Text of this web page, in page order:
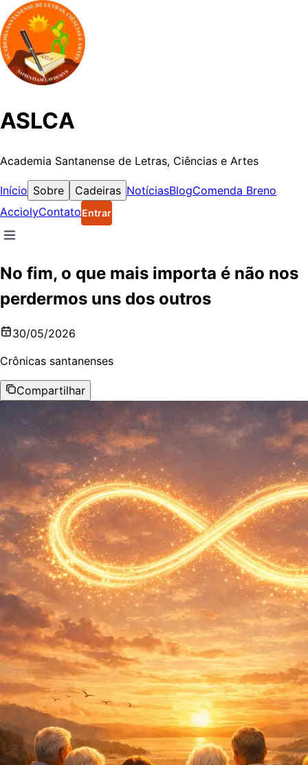
ASLCA
Academia Santanense de Letras, Ciências e Artes
Início Sobre Cadeiras NotíciasBlogComenda Breno
AcciolyContatoEntrar
No fim, o que mais importa é não nos
perdermos uns dos outros
30/05/2026
Crônicas santanenses
Compartilhar